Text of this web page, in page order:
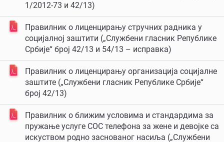
1/2012-73 и 42/13)
Правилник о лиценцирању стручних радника у
социјалној заштити („Службени гласник Републике
Србије“ број 42/13 и 54/13 – исправка)
Правилник о лиценцирању организација социјалне
заштите („Службени гласник Републике Србије“
број 42/13)
Правилник о ближим условима и стандардима за
пружање услуге СОС телефона за жене и девојке са
искуством родно заснованог насиља („Службени